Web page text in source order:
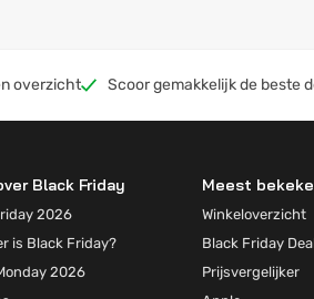
overzicht Scoor gemakkelijk de beste
Black Friday
2026
is Black Friday?
2026
Meest
Winkeloverzicht
Black Friday
Prijsvergelijker